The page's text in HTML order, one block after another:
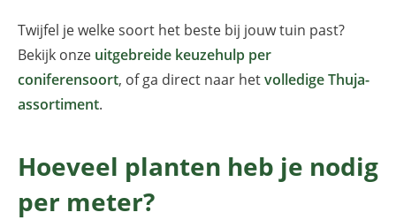
Twijfel je welke soort het beste bij jouw tuin past?
Bekijk onze uitgebreide keuzehulp per
coniferensoort, of ga direct naar hetvolledige Thuja-
assortiment.
Hoeveel planten heb je nodig
per meter?